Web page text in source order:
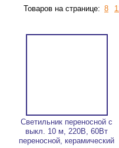
Товаров на странице: 8
Светильник переносной с
выкл. 10 м, 220В, 60Вт
переносной, керамический